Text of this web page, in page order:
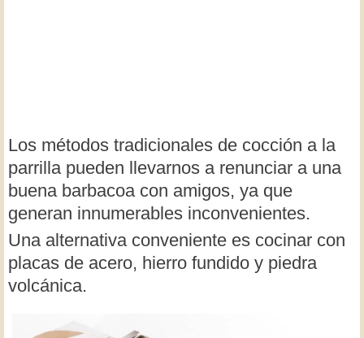
Los métodos tradicionales de cocción a la
parrilla pueden llevarnos a renunciar a una
buena barbacoa con amigos, ya que
generan innumerables inconvenientes.
Una alternativa conveniente es cocinar con
placas de acero, hierro fundido y piedra
volcánica.